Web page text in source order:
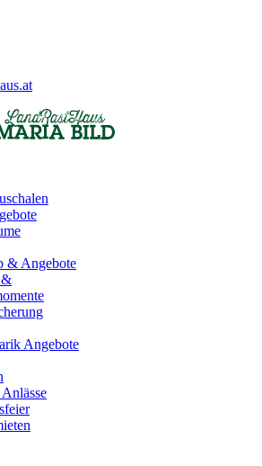
& Angebote
&
Angebote